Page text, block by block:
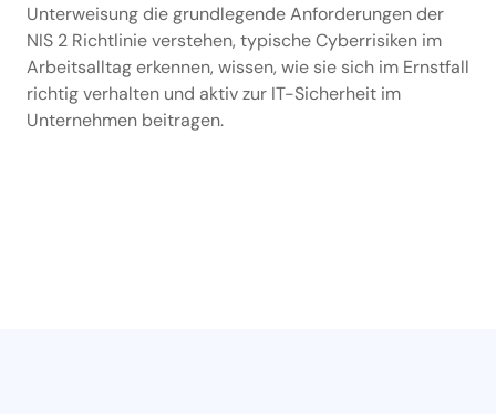
Unterweisung die grundlegende Anforderungen der
NIS 2 Richtlinie verstehen, typische Cyberrisiken im
Arbeitsalltag erkennen, wissen, wie sie sich im Ernstfall
richtig verhalten und aktiv zur IT-Sicherheit im
Unternehmen beitragen.